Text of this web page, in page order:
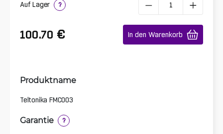
Auf Lager ?
100.70 € In den Warenkorb
Produktname
Teltonika FMC003
Garantie ?